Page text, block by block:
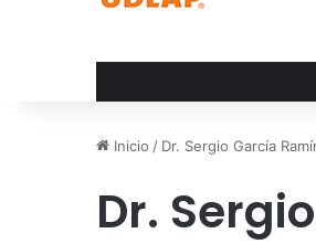
Inicio / Dr. Sergio García
Dr.